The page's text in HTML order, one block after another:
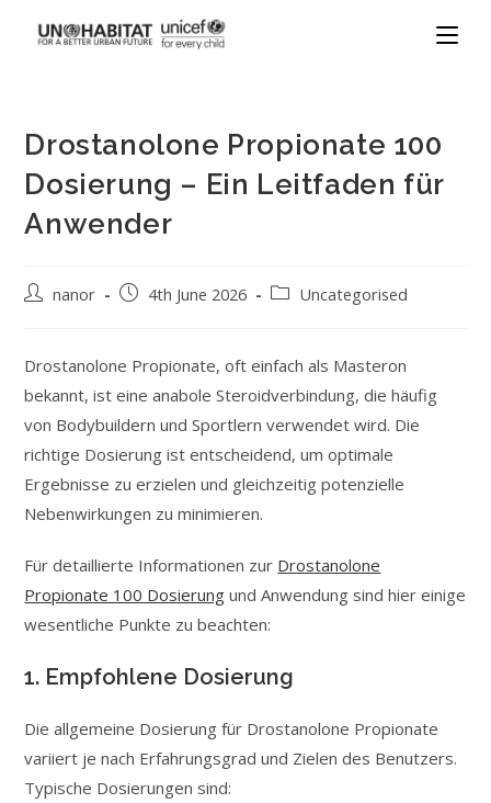
Drostanolone Propionate 100
Dosierung – Ein Leitfaden für
Anwender
nanor 4th June 2026 Uncategorised
Drostanolone Propionate, oft einfach als Masteron
bekannt, ist eine anabole Steroidverbindung, die häufig
von Bodybuildern und Sportlern verwendet wird. Die
richtige Dosierung ist entscheidend, um optimale
Ergebnisse zu erzielen und gleichzeitig potenzielle
Nebenwirkungen zu minimieren.
Für detaillierte Informationen zur Drostanolone
Propionate 100 Dosierung und Anwendung sind hier einige
wesentliche Punkte zu beachten:
1. Empfohlene Dosierung
Die allgemeine Dosierung für Drostanolone Propionate
variiert je nach Erfahrungsgrad und Zielen des Benutzers.
Typische Dosierungen sind: